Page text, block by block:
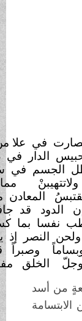
براكا
هُناكا
معاكا
عراكا
هداكا
رؤاكا
يداكا
هواكا
حباكا
بذاكا